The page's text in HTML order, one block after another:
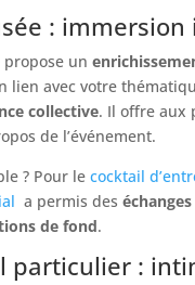
:
propose un
lien avec votre
collective. Il offre aux
de l’événement.
? Pour lecocktail
a permis des
de fond.
particulier :